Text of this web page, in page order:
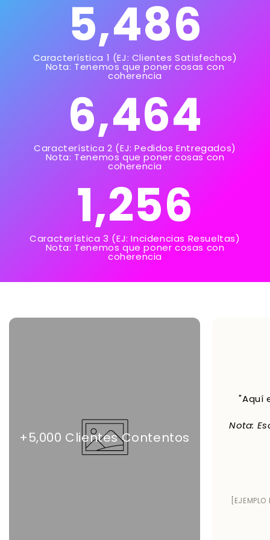
5,487
Característica 1 (EJ: Clientes Satisfechos)
Nota: Tenemos que poner cosas con
coherencia
6,465
Característica 2 (EJ: Pedidos Entregados)
Nota: Tenemos que poner cosas con
coherencia
1,257
Característica 3 (EJ: Incidencias Resueltas)
Nota: Tenemos que poner cosas con
coherencia
+5,000 Clientes Contentos
"Aquí
Nota: